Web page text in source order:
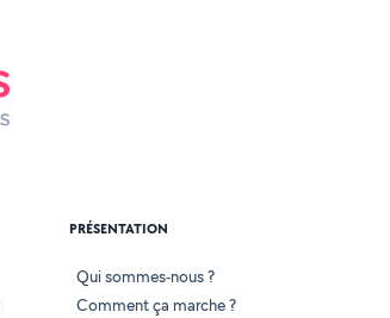
PRÉSENTATION
Qui sommes-nous ?
Comment ça marche ?